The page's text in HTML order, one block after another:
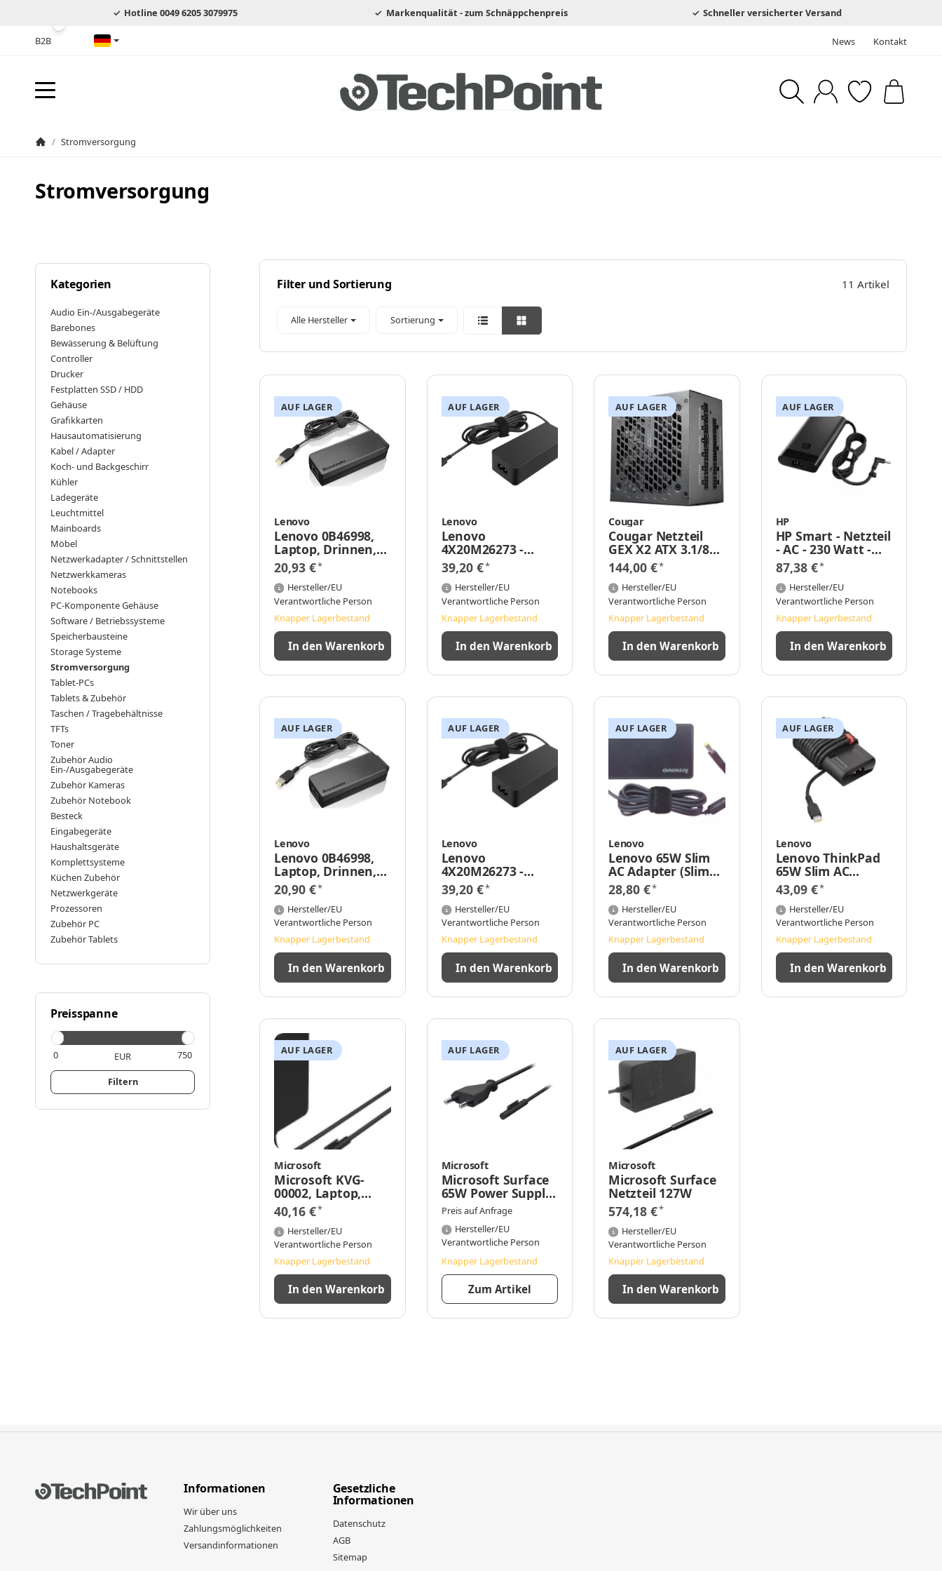
Hotline 0049 6205 3079975 Markenqualität - zum Schnäppchenpreis Schneller versicherter Versand
B2B Deutsch News Kontakt
/ Stromversorgung
Stromversorgung
Filter und Sortierung 11 Artikel
Alle Hersteller Sortierung
AUF LAGER
Lenovo
Lenovo 0B46998,
Laptop, Drinnen,
100-240 V, 50/60 Hz,
90 W, ThinkPad X1
Carbon
20,93 €*
Hersteller/EU
Verantwortliche Person
Knapper Lagerbestand
In den Warenkorb
AUF LAGER
Lenovo
Lenovo
4X20M26273 -
Notebook - Indoor
- 65 W - Lenovo -
ThinkPad - USB C
39,20 €*
Hersteller/EU
Verantwortliche Person
Knapper Lagerbestand
In den Warenkorb
AUF LAGER
Cougar
Cougar Netzteil
GEX X2 ATX 3.1/80
Plus Gold Modular
- PC-/Server
Netzteil - ATX
144,00 €*
Hersteller/EU
Verantwortliche Person
Knapper Lagerbestand
In den Warenkorb
AUF LAGER
HP
HP Smart - Netzteil
- AC - 230 Watt -
Europa
87,38 €*
Hersteller/EU
Verantwortliche Person
Knapper Lagerbestand
In den Warenkorb
AUF LAGER
Lenovo
Lenovo 0B46998,
Laptop, Drinnen,
100-240 V, 50/60 Hz,
90 W, ThinkPad X1
Carbon
20,90 €*
Hersteller/EU
Verantwortliche Person
Knapper Lagerbestand
In den Warenkorb
AUF LAGER
Lenovo
Lenovo
4X20M26273 -
Notebook - Indoor
- 65 W - Lenovo -
ThinkPad - USB C
39,20 €*
Hersteller/EU
Verantwortliche Person
Knapper Lagerbestand
In den Warenkorb
AUF LAGER
Lenovo
Lenovo 65W Slim
AC Adapter (Slim
Tip) - Netzteil 65 W
Notebook-Modul -
AT
28,80 €*
Hersteller/EU
Verantwortliche Person
Knapper Lagerbestand
In den Warenkorb
AUF LAGER
Lenovo
Lenovo ThinkPad
65W Slim AC
Adapter (USB Type-
C)
43,09 €*
Hersteller/EU
Verantwortliche Person
Knapper Lagerbestand
In den Warenkorb
AUF LAGER
Microsoft
Microsoft KVG-
00002, Laptop,
Drinnen, 24 W,
Microsoft, Surface
Go, Schwarz
40,16 €*
Hersteller/EU
Verantwortliche Person
Knapper Lagerbestand
In den Warenkorb
AUF LAGER
Microsoft
Microsoft Surface
65W Power Supply
- Tablet
Preis auf Anfrage
Hersteller/EU
Verantwortliche Person
Knapper Lagerbestand
Zum Artikel
AUF LAGER
Microsoft
Microsoft Surface
Netzteil 127W
574,18 €*
Hersteller/EU
Verantwortliche Person
Knapper Lagerbestand
In den Warenkorb
Kategorien
Audio Ein-/Ausgabegeräte
Barebones
Bewässerung & Belüftung
Controller
Drucker
Festplatten SSD / HDD
Gehäuse
Grafikkarten
Hausautomatisierung
Kabel / Adapter
Koch- und Backgeschirr
Kühler
Ladegeräte
Leuchtmittel
Mainboards
Möbel
Netzwerkadapter / Schnittstellen
Netzwerkkameras
Notebooks
PC-Komponente Gehäuse
Software / Betriebssysteme
Speicherbausteine
Storage Systeme
Stromversorgung
Tablet-PCs
Tablets & Zubehör
Taschen / Tragebehältnisse
TFTs
Toner
Zubehör Audio
Ein-/Ausgabegeräte
Zubehör Kameras
Zubehör Notebook
Besteck
Eingabegeräte
Haushaltsgeräte
Komplettsysteme
Küchen Zubehör
Netzwerkgeräte
Prozessoren
Zubehör PC
Zubehör Tablets
Preisspanne
EUR
Filtern
Informationen
Wir über uns
Zahlungsmöglichkeiten
Versandinformationen
Gesetzliche
Informationen
Datenschutz
AGB
Sitemap